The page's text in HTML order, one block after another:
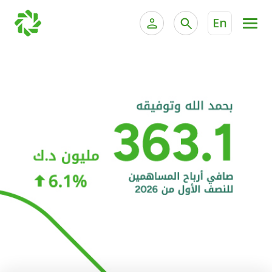
En
الخدمات المصرفية الإلكترونية للشركات
خدمة "بيتك" للتداول الإلكتروني
الحسابات المصرفية
البطاقات
"برامج العملاء"